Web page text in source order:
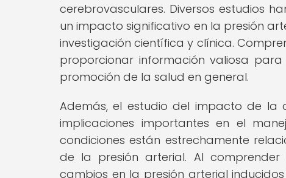
cerebrovasculares. Diversos estudios
un impacto significativo en la presión
investigación científica y clínica.
proporcionar información valiosa
promoción de la salud en general.
Además, el estudio del impacto de la
implicaciones importantes en el
condiciones están estrechamente
de la presión arterial. Al
cambios en la presión arterial